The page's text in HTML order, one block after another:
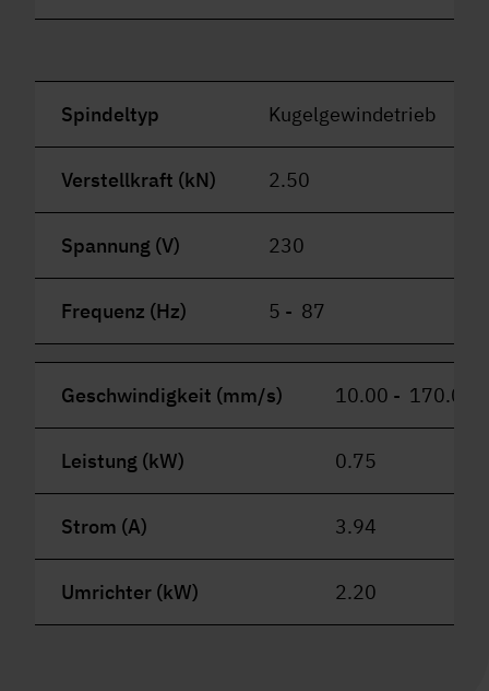
Spindeltyp Kugelgewindetrieb
Verstellkraft (kN) 2.50
Spannung (V) 230
Frequenz (Hz) 5 - 87
Geschwindigkeit (mm/s) 10.00 - 170.00
Leistung (kW) 0.75
Strom (A) 3.94
Umrichter (kW) 2.20